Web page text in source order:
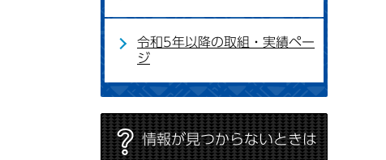
令和5年以降の取組・実績ペー
ジ
情報が見つからないときは